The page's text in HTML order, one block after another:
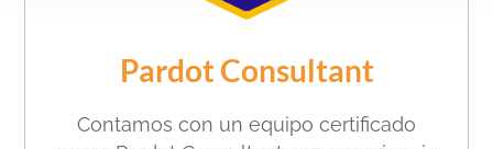
Pardot Consultant
Contamos con un equipo certificado